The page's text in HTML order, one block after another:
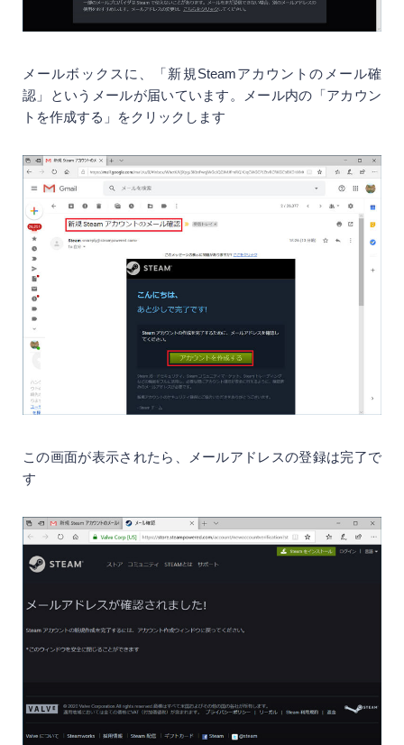
メールボックスに、「新規Steamアカウントのメール確
認」というメールが届いています。メール内の「アカウン
トを作成する」をクリックします
この画面が表示されたら、メールアドレスの登録は完了で
す